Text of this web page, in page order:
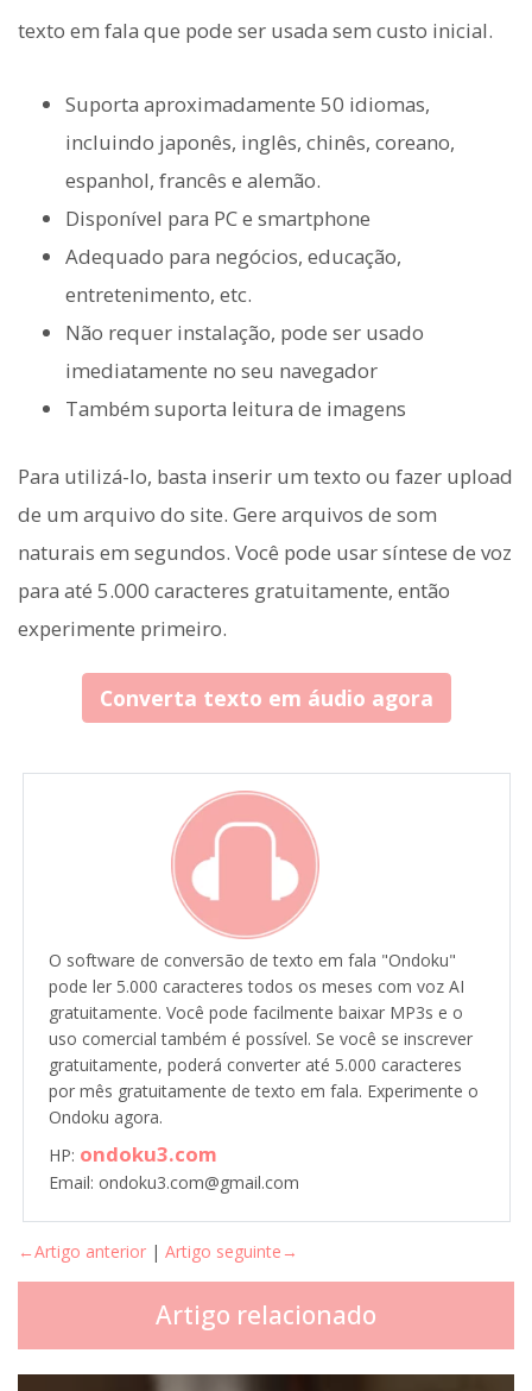
texto em fala que pode ser usada sem custo inicial.
Suporta aproximadamente 50 idiomas,
incluindo japonês, inglês, chinês, coreano,
espanhol, francês e alemão.
Disponível para PC e smartphone
Adequado para negócios, educação,
entretenimento, etc.
Não requer instalação, pode ser usado
imediatamente no seu navegador
Também suporta leitura de imagens
Para utilizá-lo, basta inserir um texto ou fazer upload
de um arquivo do site. Gere arquivos de som
naturais em segundos. Você pode usar síntese de voz
para até 5.000 caracteres gratuitamente, então
experimente primeiro.
Converta texto em áudio agora
O software de conversão de texto em fala "Ondoku"
pode ler 5.000 caracteres todos os meses com voz AI
gratuitamente. Você pode facilmente baixar MP3s e o
uso comercial também é possível. Se você se inscrever
gratuitamente, poderá converter até 5.000 caracteres
por mês gratuitamente de texto em fala. Experimente o
Ondoku agora.
HP: ondoku3.com
Email: ondoku3.com@gmail.com
←Artigo anterior | Artigo seguinte→
Artigo relacionado